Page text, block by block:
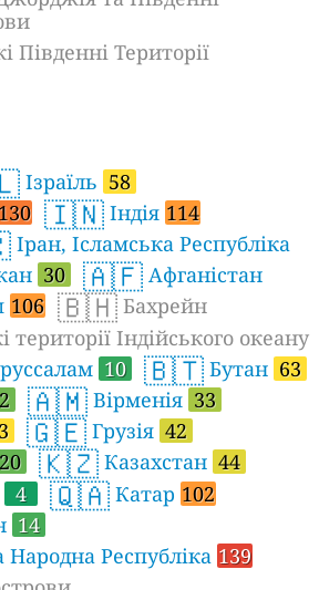
Південні Території
Ізраїль 58
130 🇮🇳 Індія 114
Іран, Ісламська Республіка
30 🇦🇫 Афганістан
106 🇧🇭 Бахрейн
території Індійського океану
10 🇧🇹 Бутан 63
🇦🇲 Вірменія 33
🇬🇪 Грузія 42
20 🇰🇿 Казахстан 44
4 🇶🇦 Катар 102
14
Республіка 139